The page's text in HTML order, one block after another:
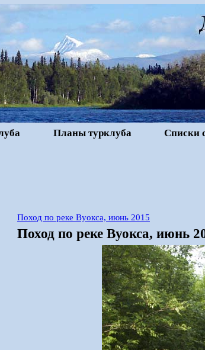
Планы турклуба Списки
Поход по реке Вуокса, июнь 2015
Поход по реке Вуокса, июнь